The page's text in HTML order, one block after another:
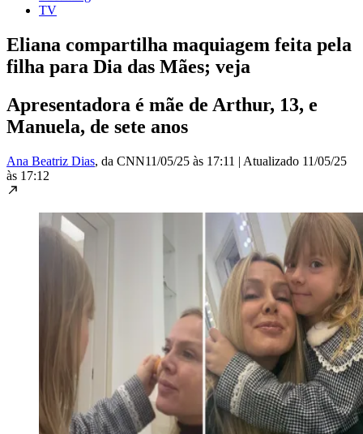
TV
Eliana compartilha maquiagem feita pela
filha para Dia das Mães; veja
Apresentadora é mãe de Arthur, 13, e
Manuela, de sete anos
Ana Beatriz Dias, da CNN11/05/25 às 17:11 | Atualizado 11/05/25
às 17:12